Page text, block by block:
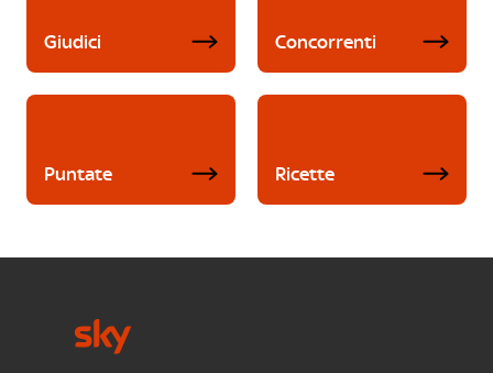
Giudici Concorrenti
Puntate Ricette